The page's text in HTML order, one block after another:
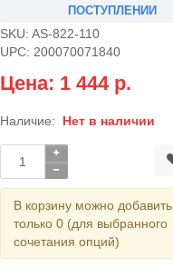
ПОСТУПЛЕНИИ
SKU: AS-822-110
UPC: 200070071840
Цена: 1 444 р.
Наличие: Нет в наличии
В корзину можно добавить
только 0 (для выбранного
сочетания опций)